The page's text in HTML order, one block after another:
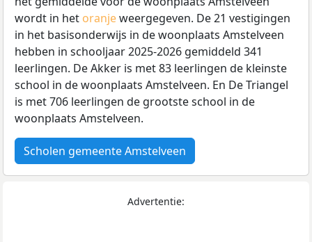
wordt in het oranjeweergegeven. De 21 vestigingen
in het basisonderwijs in de woonplaats Amstelveen
hebben in schooljaar 2025-2026 gemiddeld 341
leerlingen. De Akker is met 83 leerlingen de kleinste
school in de woonplaats Amstelveen. En De Triangel
is met 706 leerlingen de grootste school in de
woonplaats Amstelveen.
Scholen gemeente Amstelveen
Advertentie: